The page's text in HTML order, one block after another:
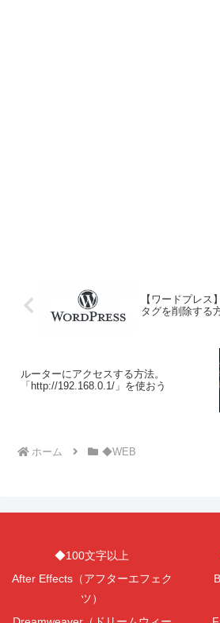
【ワードプレス
タグを削除する
ルーターにアクセスする方法。
「http://192.168.0.1/」を使おう
ホーム ◆WEB
◆100文字以上
After Effects（アフターエフェク
ツ）